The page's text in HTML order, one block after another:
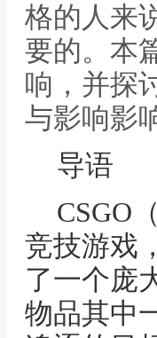
格的人来
要的。本
响，并探
与影响影
导语
CSGO
竞技游戏
了一个庞
物品其中